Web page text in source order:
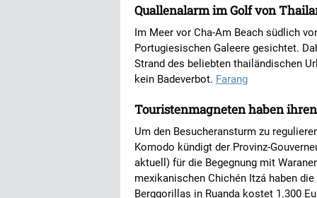
Quallenalarm im Golf von
Im Meer vor Cha-Am Beach südlich
Portugiesischen Galeere gesichtet.
Strand des beliebten thailändischen
kein Badeverbot. Farang
Touristenmagneten haben
Um den Besucheransturm zu
Komodo kündigt der Provinz-
aktuell) für die Begegnung mit
mexikanischen Chichén Itzá haben
Berggorillas in Ruanda kostet 1.300